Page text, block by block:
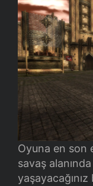
Oyuna en son
savaş